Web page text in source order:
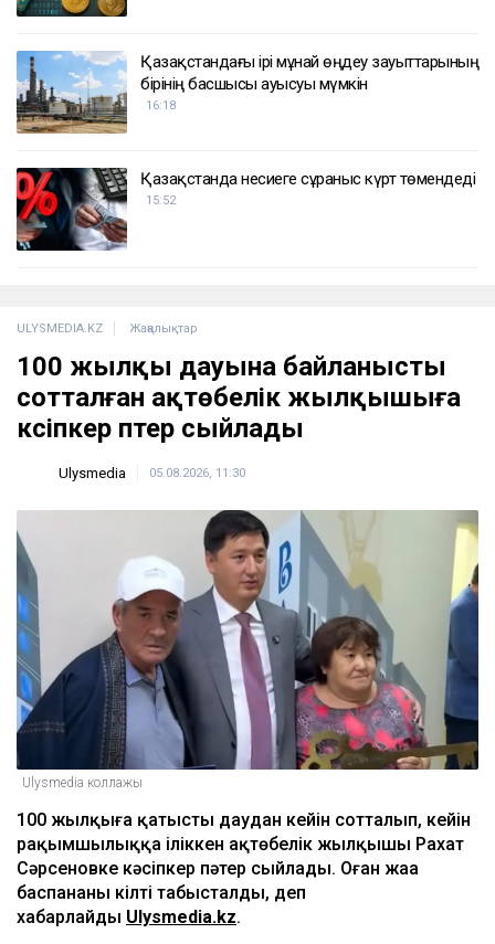
ҚАЗІР ОҚЫЛЫП ЖАТЫР
Қазақстан майнингтен миллиондаған доллар
тапты
16:53
бірінің басшысы ауысуы мүмкін
Қазақстанда несиеге сұраныс күрт төмендеді
15:52
ULYSMEDIA.KZ Жаңалықтар
100 жылқы дауына байланысты
сотталған ақтөбелік жылқышыға
кәсіпкер пәтер сыйлады
Ulysmedia 05.08.2026, 11:30